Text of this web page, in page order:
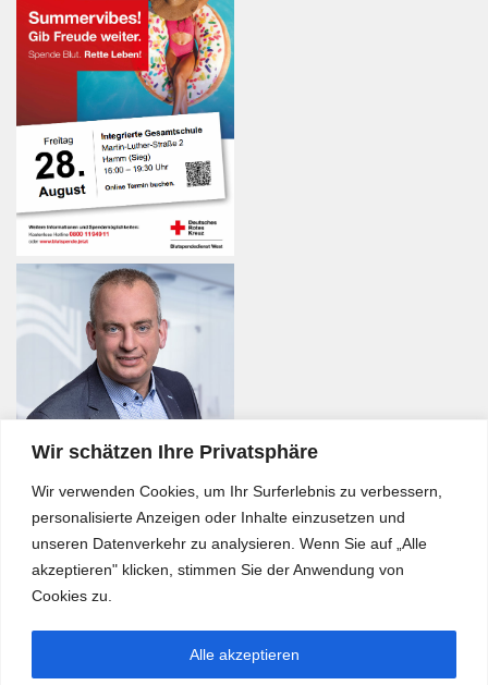
Wir schätzen Ihre Privatsphäre
Wir verwenden Cookies, um Ihr Surferlebnis zu verbessern,
personalisierte Anzeigen oder Inhalte einzusetzen und
unseren Datenverkehr zu analysieren. Wenn Sie auf „Alle
akzeptieren" klicken, stimmen Sie der Anwendung von
Cookies zu.
Alle akzeptieren